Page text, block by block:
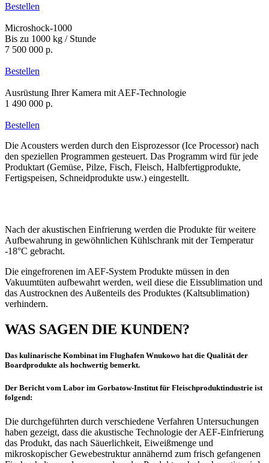
Bestellen
Microshock-1000
Bis zu 1000 kg / Stunde
7 500 000 р.
Bestellen
Ausrüstung Ihrer Kamera mit AEF-Technologie
1 490 000 р.
Bestellen
Die Acousters werden durch den Eisprozessor (Ice Processor) nach
den speziellen Programmen gesteuert. Das Programm wird für jede
Produktart (Gemüse, Pilze, Fisch, Fleisch, Halbfertigprodukte,
Fertigspeisen, Schneidprodukte usw.) eingestellt.
Nach der akustischen Einfrierung werden die Produkte für weitere
Aufbewahrung in gewöhnlichen Kühlschrank mit der Temperatur
-18°С gebracht.
Die eingefrorenen im AEF-System Produkte müssen in den
Vakuumtüten aufbewahrt werden, weil diese die Eissublimation und
das Austrocknen des Außenteils des Produktes (Kaltsublimation)
verhindern.
WAS SAGEN DIE KUNDEN?
Das kulinarische Kombinat im Flughafen Wnukowo hat die Qualität der
Boardprodukte als hochwertig bemerkt.
Der Bericht vom Labor im Gorbatow-Institut für Fleischproduktindustrie ist
folgend:
Die durchgeführten durch verschiedene Verfahren Untersuchungen
haben gezeigt, dass die akustische Technologie der AEF-Einfrierung
das Produkt, das nach Säuerlichkeit, Eiweißmenge und
mikroskopischer Gewebestruktur annähernd zum frisch gefangenen